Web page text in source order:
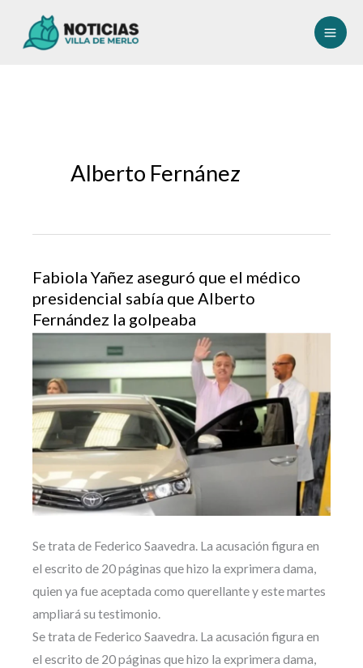
Alberto Fernánez
Fabiola Yañez aseguró que el médico
presidencial sabía que Alberto
Fernández la golpeaba
Se trata de Federico Saavedra. La acusación figura en
el escrito de 20 páginas que hizo la exprimera dama,
quien ya fue aceptada como querellante y este martes
ampliará su testimonio.
Se trata de Federico Saavedra. La acusación figura en
el escrito de 20 páginas que hizo la exprimera dama,